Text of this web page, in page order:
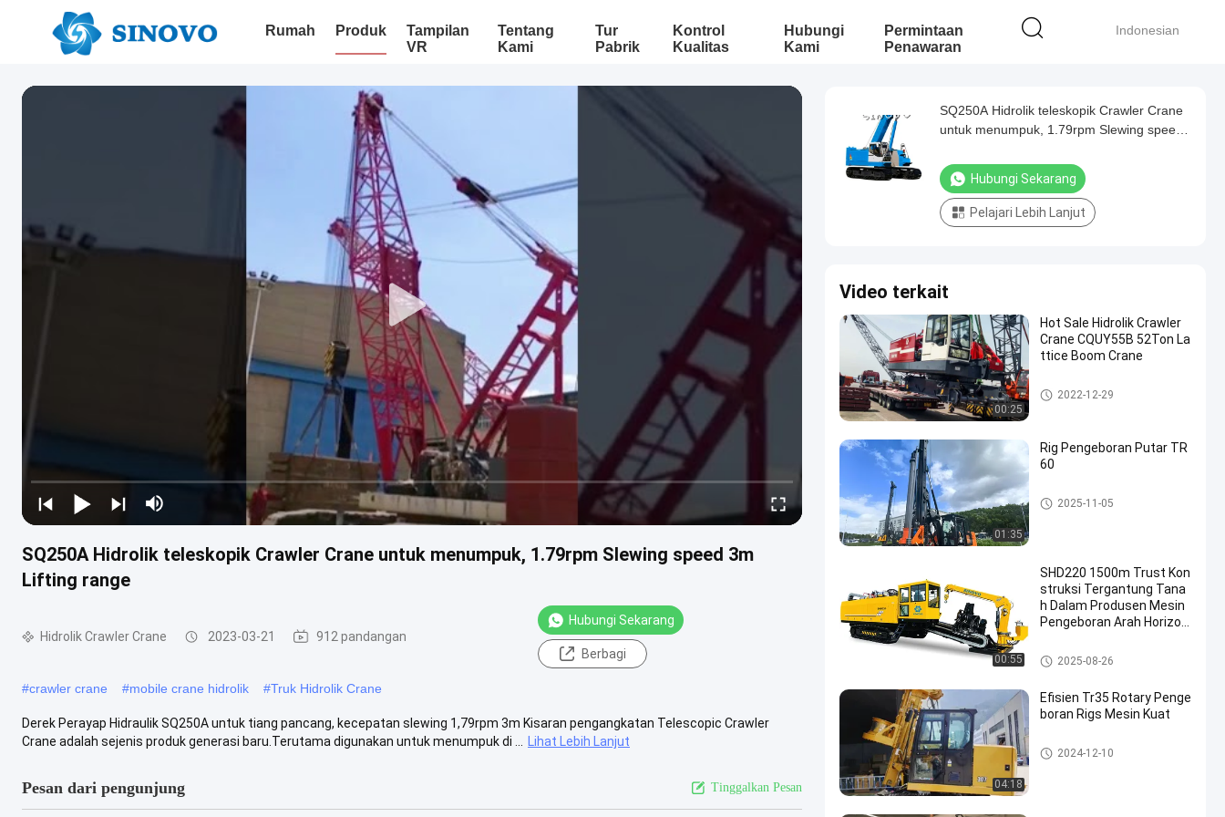
Indonesian
Rumah Produk
Tampilan
VR
Tentang
Kami
Tur
Pabrik
Kontrol
Kualitas
Hubungi
Kami
Permintaan
Penawaran
SQ250A Hidrolik teleskopik Crawler Crane untuk menumpuk, 1.79rpm Slewing speed 3m
Lifting range
Hidrolik Crawler Crane 2023-03-21 912 pandangan
Hubungi Sekarang
Berbagi
#crawler crane #mobile crane hidrolik #Truk Hidrolik Crane
Derek Perayap Hidraulik SQ250A untuk tiang pancang, kecepatan slewing 1,79rpm 3m Kisaran pengangkatan Telescopic Crawler
Crane adalah sejenis produk generasi baru.Terutama digunakan untuk menumpuk di ...
Lihat Lebih Lanjut
Pesan dari pengunjung Tinggalkan Pesan
SQ250A Hidrolik teleskopik Crawler Crane
untuk menumpuk, 1.79rpm Slewing speed
Hubungi Sekarang
Pelajari Lebih Lanjut
Video terkait
00:25
Hot Sale Hidrolik Crawler
Crane CQUY55B 52Ton La
ttice Boom Crane
Hidrolik Crawler Crane
2022-12-29
01:35
Rig Pengeboran Putar TR
60
Rig pengeboran Rotary
2025-11-05
00:55
SHD220 1500m Trust Kon
struksi Tergantung Tana
h Dalam Produsen Mesin
Pengeboran Arah Horizon
Rig pengeboran arah horisont
al
2025-08-26
04:18
Efisien Tr35 Rotary Penge
boran Rigs Mesin Kuat
Rig pengeboran Rotary
2024-12-10